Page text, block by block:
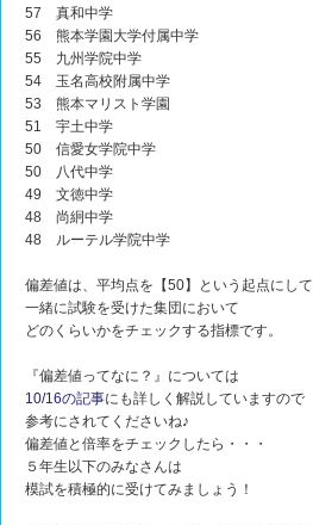
57 真和中学
56 熊本学園大学付属中学
55 九州学院中学
54 玉名高校附属中学
53 熊本マリスト学園
51 宇土中学
50 信愛女学院中学
50 八代中学
49 文徳中学
48 尚絅中学
48 ルーテル学院中学
偏差値は、平均点を【50】という起点にして
一緒に試験を受けた集団において
どのくらいかをチェックする指標です。
『偏差値ってなに？』については
10/16の記事にも詳しく解説していますので
参考にされてくださいね♪
偏差値と倍率をチェックしたら・・・
５年生以下のみなさんは
模試を積極的に受けてみましょう！